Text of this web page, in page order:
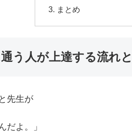
まとめ
う人が上達する流れ
先生が
だよ。」